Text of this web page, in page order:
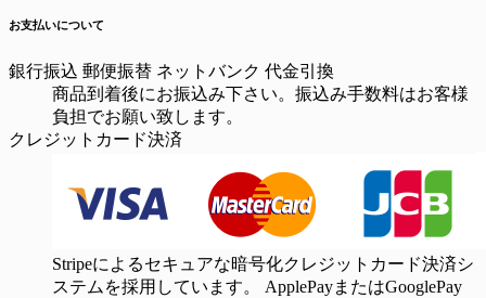
お支払いについて
銀行振込 郵便振替 ネットバンク 代金引換
商品到着後にお振込み下さい。振込み手数料はお客様
負担でお願い致します。
クレジットカード決済
Stripeによるセキュアな暗号化クレジットカード決済シ
ステムを採用しています。 ApplePayまたはGooglePay